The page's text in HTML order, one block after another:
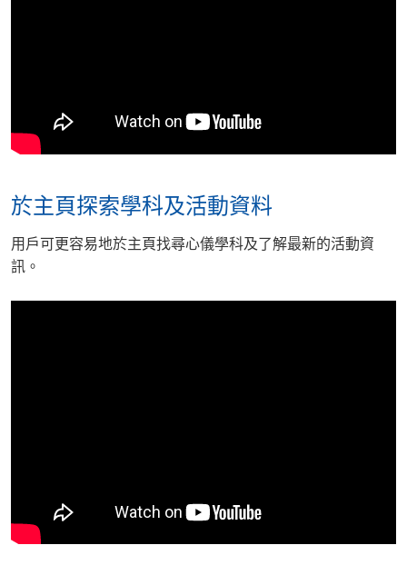
於主頁探索學科及活動資料
用戶可更容易地於主頁找尋心儀學科及了解最新的活動資
訊。